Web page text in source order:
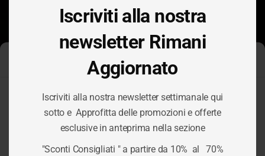
Gestisci Consenso Cookie
Per fornire le migliori esperienze, utilizziamo tecnologie come i
cookie per memorizzare e/o accedere alle informazioni del
dispositivo. Il consenso a queste tecnologie ci permetterà di
elaborare dati come il comportamento di navigazione o ID unici
CATEGORIA:
Iscriviti alla nostra
newsletter Rimani
Aggiornato
Iscriviti alla nostra newsletter settimanale qui
sotto e Approfitta delle promozioni e offerte
esclusive in anteprima nella sezione
"Sconti Consigliati " a partire da 10% al 70%